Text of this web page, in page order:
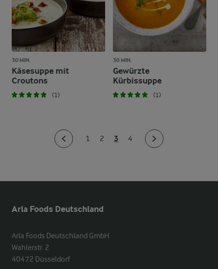
30 MIN.
Käsesuppe mit
Croutons
(1)
30 MIN.
Gewürzte
Kürbissuppe
(1)
1 2 3 4
Arla Foods Deutschland
Arla Foods Deutschland GmbH
Wahlerstr. 2
40472 Düsseldorf